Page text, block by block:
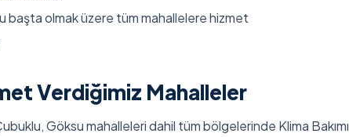
başta olmak üzere tüm mahallelere hizmet
Verdiğimiz Mahalleler
Göksu mahalleleri dahil tüm bölgelerinde Klima Bakımı